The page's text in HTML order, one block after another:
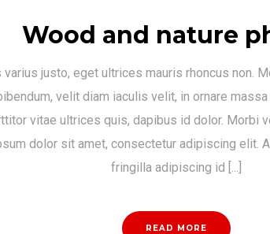
Wood and nature
varius justo, eget ultrices mauris rhoncus non.
velit diam iaculis velit, in ornare
vitae ultrices quis, dapibus id dolor. Morbi
dolor sit amet, consectetur adipiscing elit.
fringilla adipiscing id [...]
READ MORE